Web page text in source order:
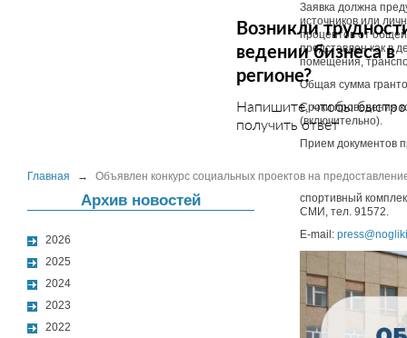
Возникли
ведении бизнеса в
регионе?
Напишите, чтобы быстро
получить ответ
Главная → Объявлен конкурс социальных проектов на
Архив новостей
2026
2025
2024
2023
2022
Заявка должна
источников или
процентов от
представлен как в
помещения,
Общая сумма
Сроки проведения
(включительно).
Прием документов
спортивный
СМИ, тел. 91572.
E-mail: